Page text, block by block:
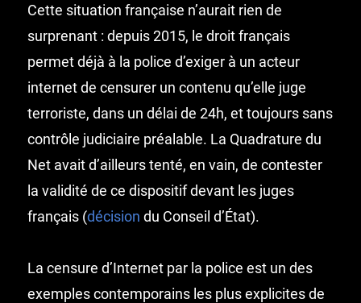
Cette situation française n’aurait rien de
surprenant : depuis 2015, le droit français
permet déjà à la police d’exiger à un acteur
internet de censurer un contenu qu’elle juge
terroriste, dans un délai de 24h, et toujours sans
contrôle judiciaire préalable. La Quadrature du
Net avait d’ailleurs tenté, en vain, de contester
la validité de ce dispositif devant les juges
français (décision du Conseil d’État).
La censure d’Internet par la police est un des
exemples contemporains les plus explicites de